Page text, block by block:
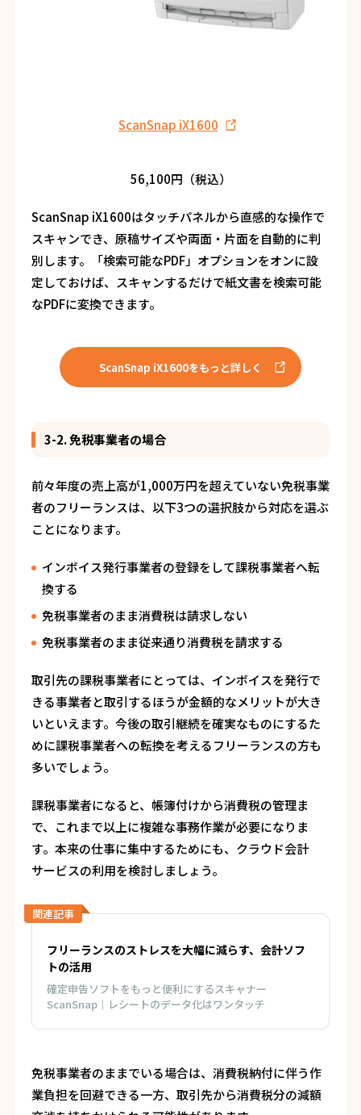
ScanSnap iX1600
56,100円（税込）
ScanSnap iX1600はタッチパネルから直感的な操作で
スキャンでき、原稿サイズや両面・片面を自動的に判
別します。「検索可能なPDF」オプションをオンに設
定しておけば、スキャンするだけで紙文書を検索可能
なPDFに変換できます。
ScanSnap iX1600をもっと詳しく
3-2. 免税事業者の場合
前々年度の売上高が1,000万円を超えていない免税事業
者のフリーランスは、以下3つの選択肢から対応を選ぶ
ことになります。
インボイス発行事業者の登録をして課税事業者へ転
換する
免税事業者のまま消費税は請求しない
免税事業者のまま従来通り消費税を請求する
取引先の課税事業者にとっては、インボイスを発行で
きる事業者と取引するほうが金額的なメリットが大き
いといえます。今後の取引継続を確実なものにするた
めに課税事業者への転換を考えるフリーランスの方も
多いでしょう。
課税事業者になると、帳簿付けから消費税の管理ま
で、これまで以上に複雑な事務作業が必要になりま
す。本来の仕事に集中するためにも、クラウド会計
サービスの利用を検討しましょう。
関連記事
フリーランスのストレスを大幅に減らす、会計ソフ
トの活用
確定申告ソフトをもっと便利にするスキャナー
ScanSnap｜レシートのデータ化はワンタッチ
免税事業者のままでいる場合は、消費税納付に伴う作
業負担を回避できる一方、取引先から消費税分の減額